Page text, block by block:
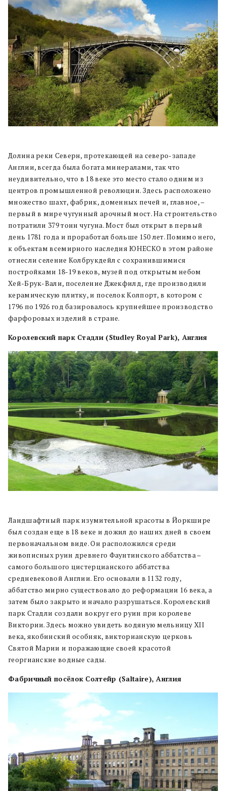
Долина реки Северн, протекающей на северо-западе
Англии, всегда была богата минералами, так что
неудивительно, что в 18 веке это место стало одним из
центров промышленной революции. Здесь расположено
множество шахт, фабрик, доменных печей и, главное, –
первый в мире чугунный арочный мост. На строительство
потратили 379 тонн чугуна. Мост был открыт в первый
день 1781 года и проработал больше 150 лет. Помимо него,
к объектам всемирного наследия ЮНЕСКО в этом районе
отнесли селение Колбрукдейл с сохранившимися
постройками 18-19 веков, музей под открытым небом
Хей-Брук-Вали, поселение Джекфилд, где производили
керамическую плитку, и поселок Колпорт, в котором с
1796 по 1926 год базировалось крупнейшее производство
фарфоровых изделий в стране.
Королевский парк Стадли (Studley Royal Park), Англия
Ландшафтный парк изумительной красоты в Йоркшире
был создан еще в 18 веке и дожил до наших дней в своем
первоначальном виде. Он расположился среди
живописных руин древнего Фаунтинского аббатства –
самого большого цистерцианского аббатства
средневековой Англии. Его основали в 1132 году,
аббатство мирно существовало до реформации 16 века, а
затем было закрыто и начало разрушаться. Королевский
парк Стадли создали вокруг его руин при королеве
Виктории. Здесь можно увидеть водяную мельницу XII
века, якобинский особняк, викторианскую церковь
Святой Марии и поражающие своей красотой
георгианские водные сады.
Фабричный посёлок Солтейр (Saltaire), Англия